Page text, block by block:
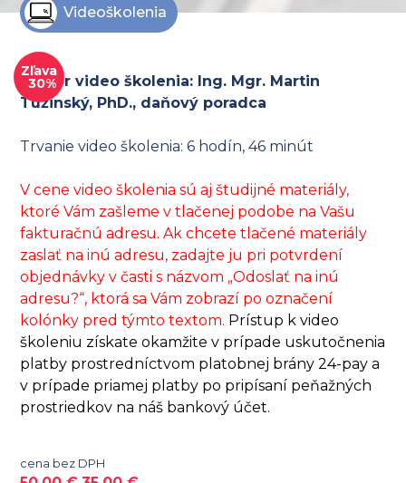
Videoškolenia
Zľava
30%
Lektor video školenia: Ing. Mgr. Martin
Tužinský, PhD., daňový poradca
Trvanie video školenia: 6 hodín, 46 minút
V cene video školenia sú aj študijné materiály,
ktoré Vám zašleme v tlačenej podobe na Vašu
fakturačnú adresu. Ak chcete tlačené materiály
zaslať na inú adresu, zadajte ju pri potvrdení
objednávky v časti s názvom „Odoslať na inú
adresu?“, ktorá sa Vám zobrazí po označení
kolónky pred týmto textom. Prístup k video
školeniu získate okamžite v prípade uskutočnenia
platby prostredníctvom platobnej brány 24-pay a
v prípade priamej platby po pripísaní peňažných
prostriedkov na náš bankový účet.
cena bez DPH